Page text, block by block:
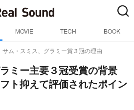
MOVIE TECH BOOK
サム・スミス、グラミー賞３冠の理由
ミー主要３冠受賞の背景
ト抑えて評価されたポイン